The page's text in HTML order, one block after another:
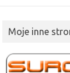
Moje inne